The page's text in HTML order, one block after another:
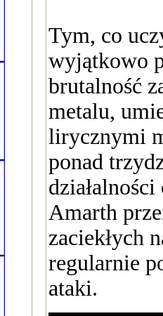
Tym, co
wyjątkowo
brutalność
metalu,
lirycznymi
ponad
Amarth
zaciekłych
regularnie
ataki.